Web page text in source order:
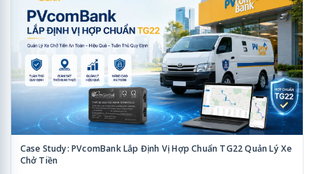
Case Study: PVcomBank Lắp Định Vị Hợp Chuẩn TG22 Quản Lý Xe
Chở Tiền